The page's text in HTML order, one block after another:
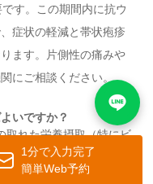
す。この期間内に抗ウ
症状の軽減と帯状疱疹
ます。片側性の痛みや
にご相談ください。
いですか？
取れた栄養摂取（特にビ
、効果的なストレス管
1分で入力完了
簡単Web予約